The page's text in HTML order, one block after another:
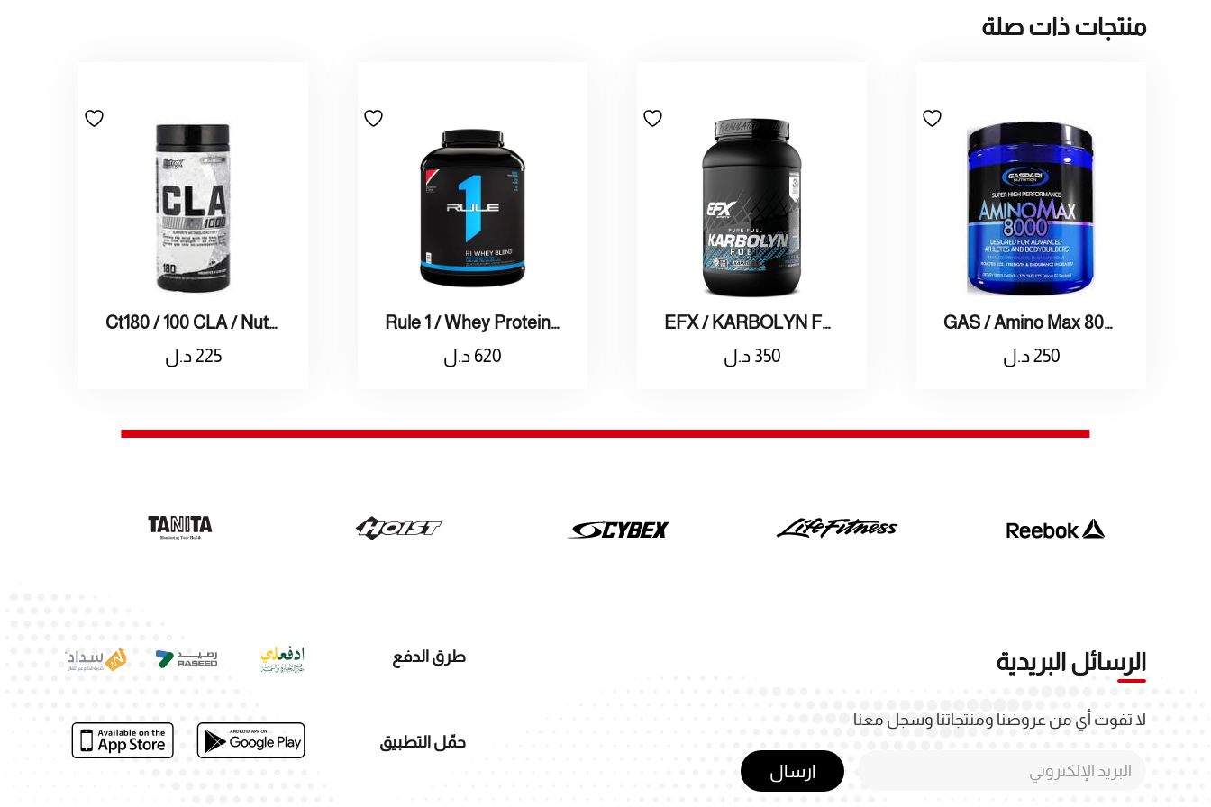
منتجات ذات صلة
GAS / Amino Max 8000 325 Tablets 325 8000 / أقراص أمنيـو ماكـس
250 د.ل
EFX / KARBOLYN FUEL-Blue Razz Watermelon /كربوهيدرات تحسين الاداء بنكهة توت و دلاع
350 د.ل
Rule 1 / Whey Protein Strawberry And Cream
620 د.ل
Ct180 / 100 CLA / Nutre نوتركس
225د.ل
الرسائل البريدية
لا تفوت أي من عروضنا ومنتجاتنا وسجل معنا
ارسال
طرق الدفع
حمّل التطبيق